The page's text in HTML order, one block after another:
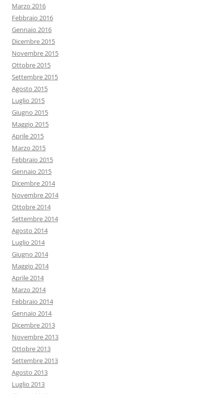
Marzo 2016
Febbraio 2016
Gennaio 2016
Dicembre 2015
Novembre 2015
Ottobre 2015
Settembre 2015
Agosto 2015
Luglio 2015
Giugno 2015
Maggio 2015
Aprile 2015
Marzo 2015
Febbraio 2015
Gennaio 2015
Dicembre 2014
Novembre 2014
Ottobre 2014
Settembre 2014
Agosto 2014
Luglio 2014
Giugno 2014
Maggio 2014
Aprile 2014
Marzo 2014
Febbraio 2014
Gennaio 2014
Dicembre 2013
Novembre 2013
Ottobre 2013
Settembre 2013
Agosto 2013
Luglio 2013